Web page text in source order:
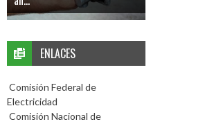
ENLACES
Comisión Federal de
Electricidad
Comisión Nacional de